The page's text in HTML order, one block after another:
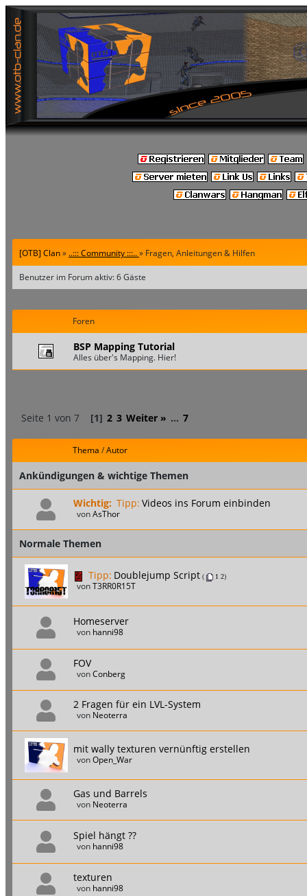
[OTB] Clan» ..::: Community :::..» Fragen, Anleitungen & Hilfen
Benutzer im Forum aktiv: 6 Gäste
Foren
BSP Mapping Tutorial
Alles über's Mapping. Hier!
Seite 1 von 7 [1] 2 3 Weiter » ... 7
Thema /Autor
Ankündigungen & wichtige Themen
Wichtig: Tipp: Videos ins Forum einbinden
vonAsThor
Normale Themen
Tipp: Doublejump Script( 1 2)
vonT3RR0R15T
Homeserver
von hanni98
FOV
vonConberg
2 Fragen für ein LVL-System
von Neoterra
mit wally texturen vernünftig erstellen
vonOpen_War
Gas und Barrels
von Neoterra
Spiel hängt ??
von hanni98
texturen
von hanni98